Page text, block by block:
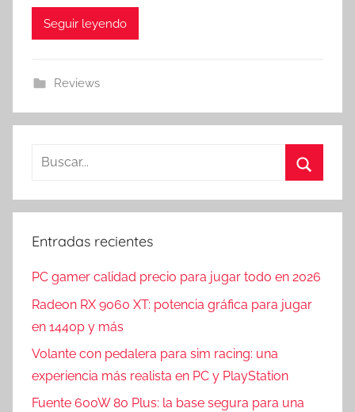
Seguir leyendo
Reviews
Buscar:
Entradas recientes
PC gamer calidad precio para jugar todo en 2026
Radeon RX 9060 XT: potencia gráfica para jugar
en 1440p y más
Volante con pedalera para sim racing: una
experiencia más realista en PC y PlayStation
Fuente 600W 80 Plus: la base segura para una